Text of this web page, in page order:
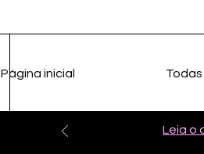
Leia o
Página inicial